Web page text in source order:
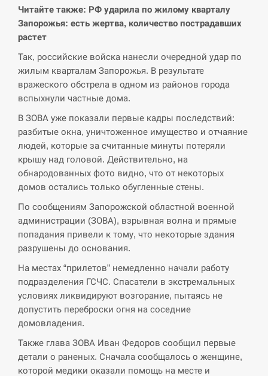
Поставки ракет для ПВО сократились втрое,
хотя у партнеров они…
СЕРПЕНЬ
14:10
У Румунії затоплять чотири баржі для
збільшення потоку води до…
СЕРПЕНЬ
13:53
В Москве пожаловались на “кратный рост” атак
дронов Украины
СЕРПЕНЬ
13:40
виявили дрон, ймовірно, з…
СЕРПЕНЬ
13:23
“Они должны быть уничтожены”: в МИДе
ответили, как отреагируют на…
СЕРПЕНЬ
13:10
Тайвань проводить найбільші військові
Читайте также: РФ ударила по жилому кварталу
Запорожья: есть жертва, количество пострадавших
растет
Так, российские войска нанесли очередной удар по
жилым кварталам Запорожья. В результате
вражеского обстрела в одном из районов города
вспыхнули частные дома.
В ЗОВА уже показали первые кадры последствий:
разбитые окна, уничтоженное имущество и отчаяние
людей, которые за считанные минуты потеряли
крышу над головой. Действительно, на
обнародованных фото видно, что от некоторых
домов остались только обугленные стены.
По сообщениям Запорожской областной военной
администрации (ЗОВА), взрывная волна и прямые
попадания привели к тому, что некоторые здания
разрушены до основания.
На местах “прилетов” немедленно начали работу
подразделения ГСЧС. Спасатели в экстремальных
условиях ликвидируют возгорание, пытаясь не
допустить переброски огня на соседние
домовладения.
Также глава ЗОВА Иван Федоров сообщил первые
детали о раненых. Сначала сообщалось о женщине,
которой медики оказали помощь на месте и